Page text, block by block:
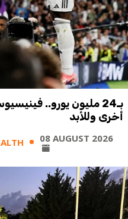
أخرى وللأبد
08 AUGUST 2026